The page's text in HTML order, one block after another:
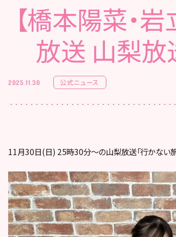
【橋本陽菜・
放送 山梨放
2025.11.30 公式ニュース
11月30日(日) 25時30分〜の山梨放送「行かない旅